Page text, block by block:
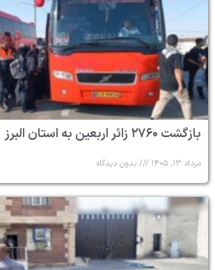
بازگشت ۲۷۶۰ زائر اربعین به استان البرز
مرداد ۱۳, ۱۴۰۵ بدون دیدگاه